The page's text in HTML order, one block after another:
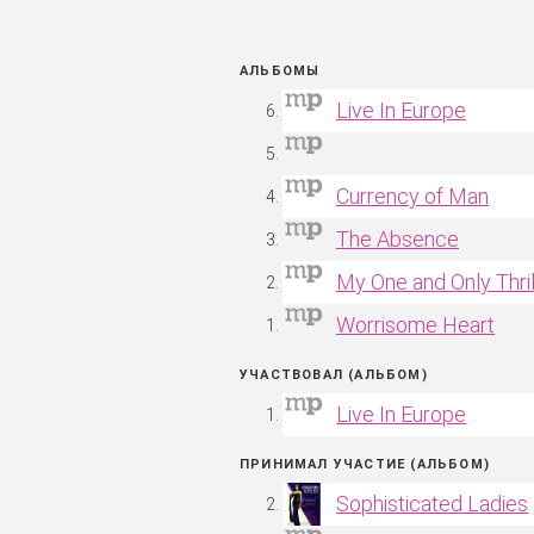
АЛЬБОМЫ
Live In Europe
Currency of Man
The Absence
My One and Only
Worrisome Heart
УЧАСТВОВАЛ (АЛЬБОМ)
Live In Europe
ПРИНИМАЛ УЧАСТИЕ (АЛЬБОМ)
Sophisticated Ladies